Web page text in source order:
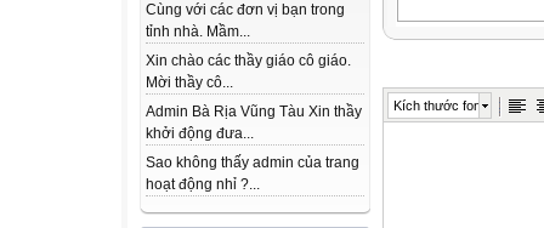
Cùng với các đơn vị bạn trong
tỉnh nhà. Mầm...
Xin chào các thầy giáo cô giáo.
Mời thầy cô...
Admin Bà Rịa Vũng Tàu Xin thầy
khởi động đưa...
Sao không thấy admin của trang
hoạt động nhỉ ?...
Chuyển phép
Kích thước font